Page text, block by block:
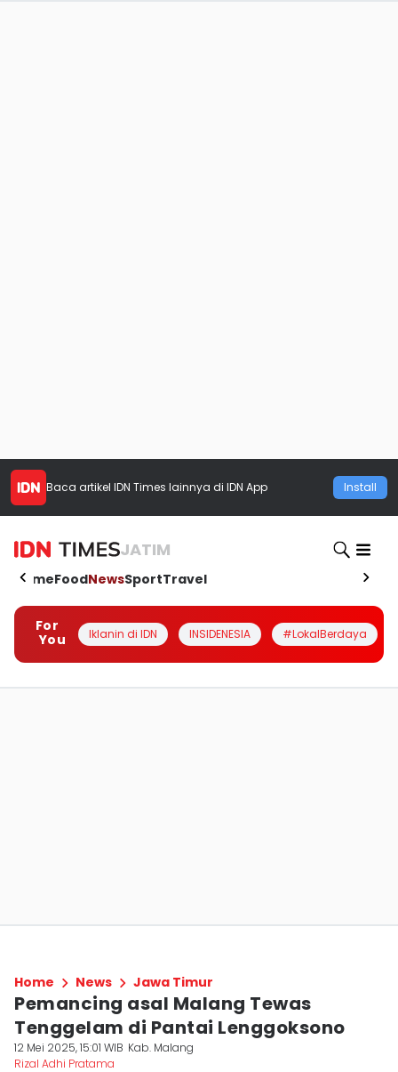
Baca artikel IDN Times lainnya di IDN App Install
JATIM
HomeFoodNewsSportTravel
For
You
Iklanin di IDN INSIDENESIA #LokalBerdaya
Home News Jawa Timur
Pemancing asal Malang Tewas
Tenggelam di Pantai Lenggoksono
12 Mei 2025, 15:01 WIB Kab. Malang
Rizal Adhi Pratama